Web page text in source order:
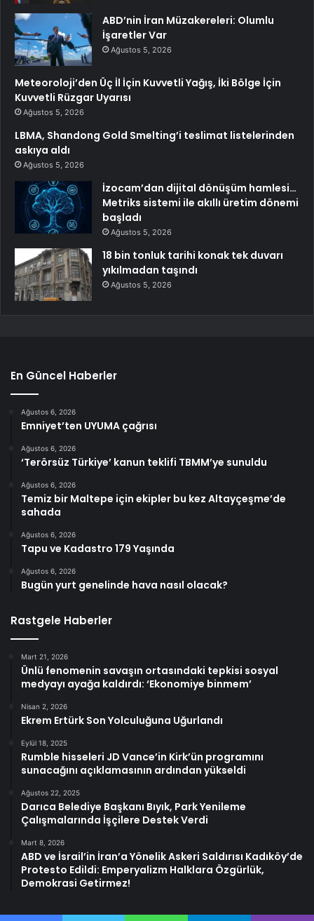
ABD’nin İran Müzakereleri: Olumlu
İşaretler Var
Ağustos 5, 2026
Meteoroloji’den Üç İl İçin Kuvvetli Yağış, İki Bölge İçin
Kuvvetli Rüzgar Uyarısı
Ağustos 5, 2026
LBMA, Shandong Gold Smelting’i teslimat listelerinden
askıya aldı
Ağustos 5, 2026
İzocam’dan dijital dönüşüm hamlesi…
Metriks sistemi ile akıllı üretim dönemi
başladı
Ağustos 5, 2026
18 bin tonluk tarihi konak tek duvarı
yıkılmadan taşındı
Ağustos 5, 2026
En Güncel Haberler
Ağustos 6, 2026
Emniyet’ten UYUMA çağrısı
Ağustos 6, 2026
‘Terörsüz Türkiye’ kanun teklifi TBMM’ye sunuldu
Ağustos 6, 2026
Temiz bir Maltepe için ekipler bu kez Altayçeşme’de
sahada
Ağustos 6, 2026
Tapu ve Kadastro 179 Yaşında
Ağustos 6, 2026
Bugün yurt genelinde hava nasıl olacak?
Rastgele Haberler
Mart 21, 2026
Ünlü fenomenin savaşın ortasındaki tepkisi sosyal
medyayı ayağa kaldırdı: ‘Ekonomiye binmem’
Nisan 2, 2026
Ekrem Ertürk Son Yolculuğuna Uğurlandı
Eylül 18, 2025
Rumble hisseleri JD Vance’in Kirk’ün programını
sunacağını açıklamasının ardından yükseldi
Ağustos 22, 2025
Darıca Belediye Başkanı Bıyık, Park Yenileme
Çalışmalarında İşçilere Destek Verdi
Mart 8, 2026
ABD ve İsrail’in İran’a Yönelik Askeri Saldırısı Kadıköy’de
Protesto Edildi: Emperyalizm Halklara Özgürlük,
Demokrasi Getirmez!